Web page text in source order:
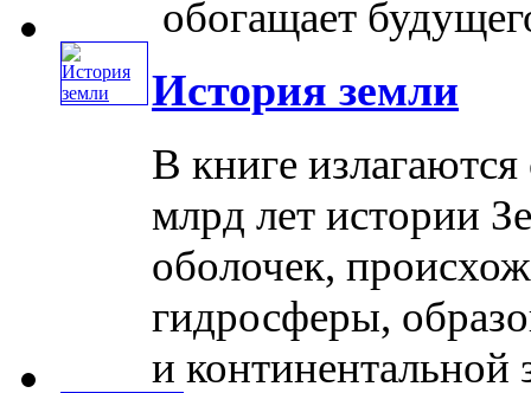
обогащает
История земли
В книге
млрд лет истории
оболочек,
гидросферы,
и континентальной